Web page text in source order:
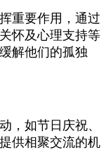
重要作用，通过
怀及心理支持等
解他们的孤独
，如节日庆祝、
供相聚交流的机